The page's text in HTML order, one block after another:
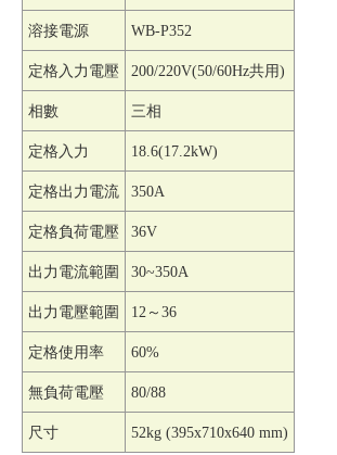
溶接電源 WB-P352
定格入力電壓 200/220V(50/60Hz共用)
相數 三相
定格入力 18.6(17.2kW)
定格出力電流 350A
定格負荷電壓 36V
出力電流範圍 30~350A
出力電壓範圍 12 ～36
定格使用率 60%
無負荷電壓 80/88
尺寸 52kg (395x710x640 mm)